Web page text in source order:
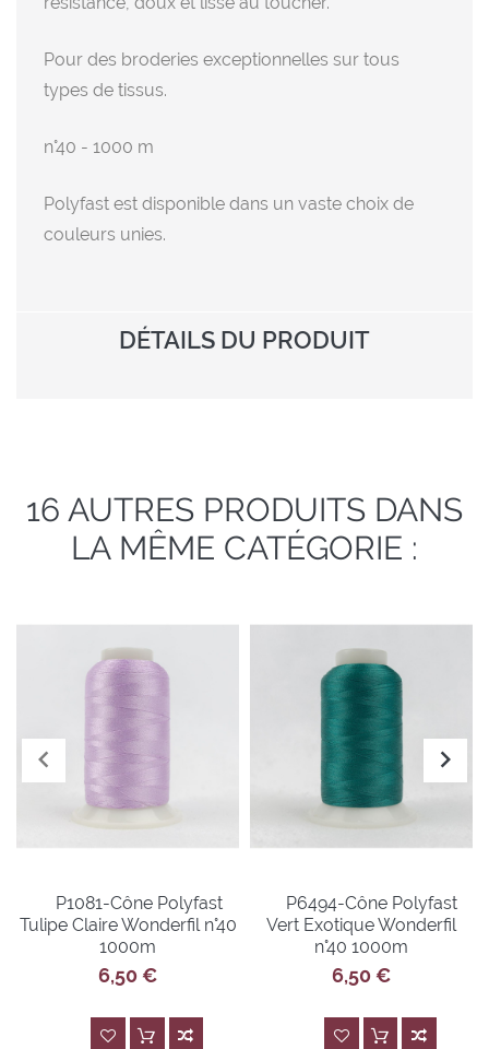
Pour des broderies exceptionnelles sur tous
types de tissus.
n°40 - 1000 m
Polyfast est disponible dans un vaste choix de
couleurs unies.
DÉTAILS DU PRODUIT
16 AUTRES PRODUITS DANS
LA MÊME CATÉGORIE :
P1081-Cône Polyfast
Tulipe Claire Wonderfil n°40
1000m
6,50 €
P6494-Cône Polyfast
Vert Exotique Wonderfil
n°40 1000m
6,50 €